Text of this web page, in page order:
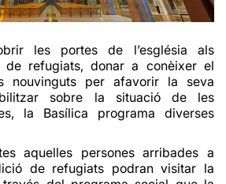
les portes de l’església als
de refugiats, donar a conèixer el
nouvinguts per afavorir la seva
sobre la situació de les
la Basílica programa diverses
aquelles persones arribades a
de refugiats podran visitar la